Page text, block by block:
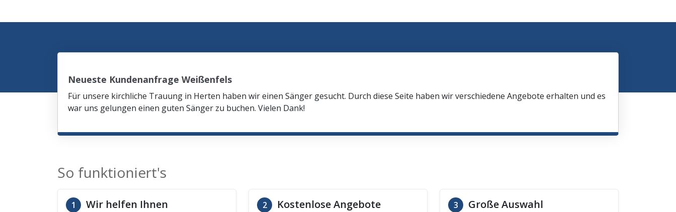
Neueste Kundenanfrage Weißenfels
Für unsere kirchliche Trauung in Herten haben wir einen Sänger gesucht. Durch diese Seite haben wir verschiedene Angebote erhalten und es
war uns gelungen einen guten Sänger zu buchen. Vielen Dank!
So funktioniert's
1 Wir helfen Ihnen 2 Kostenlose Angebote 3 Große Auswahl